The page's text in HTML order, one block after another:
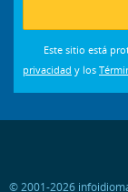
Este sitio está
privacidad y los
© 2001-2026